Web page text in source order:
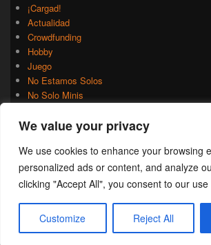
We value your privacy
We use cookies to enhance your browsing
personalized ads or content, and analyze
clicking "Accept All", you consent to our
Customize Reject All
¡Cargad!
Actualidad
Crowdfunding
Hobby
Juego
No Estamos Solos
No Solo Minis
Rumores
Uncategorized
¡Cargad!
. Todos los